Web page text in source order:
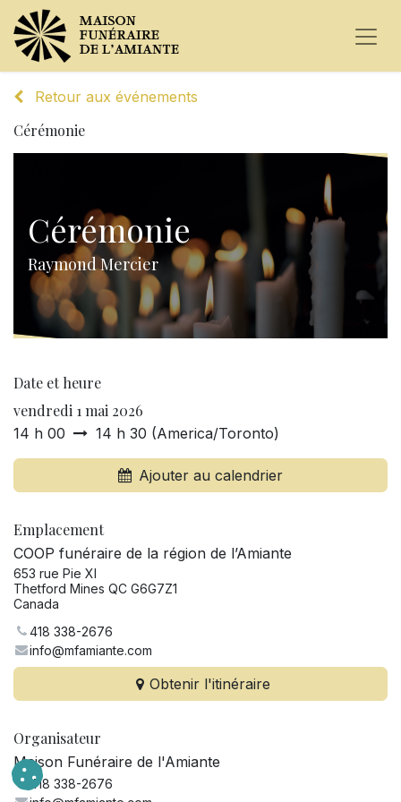
Retour aux événements
Cérémonie
Cérémonie
Raymond Mercier
Date et heure
vendredi 1 mai 2026
14 h 00 14 h 30 (America/Toronto)
Ajouter au calendrier
Emplacement
COOP funéraire de la région de l’Amiante
653 rue Pie XI
Thetford Mines QC G6G7Z1
Canada
418 338-2676
info@mfamiante.com
Obtenir l'itinéraire
Organisateur
Maison Funéraire de l'Amiante
418 338-2676